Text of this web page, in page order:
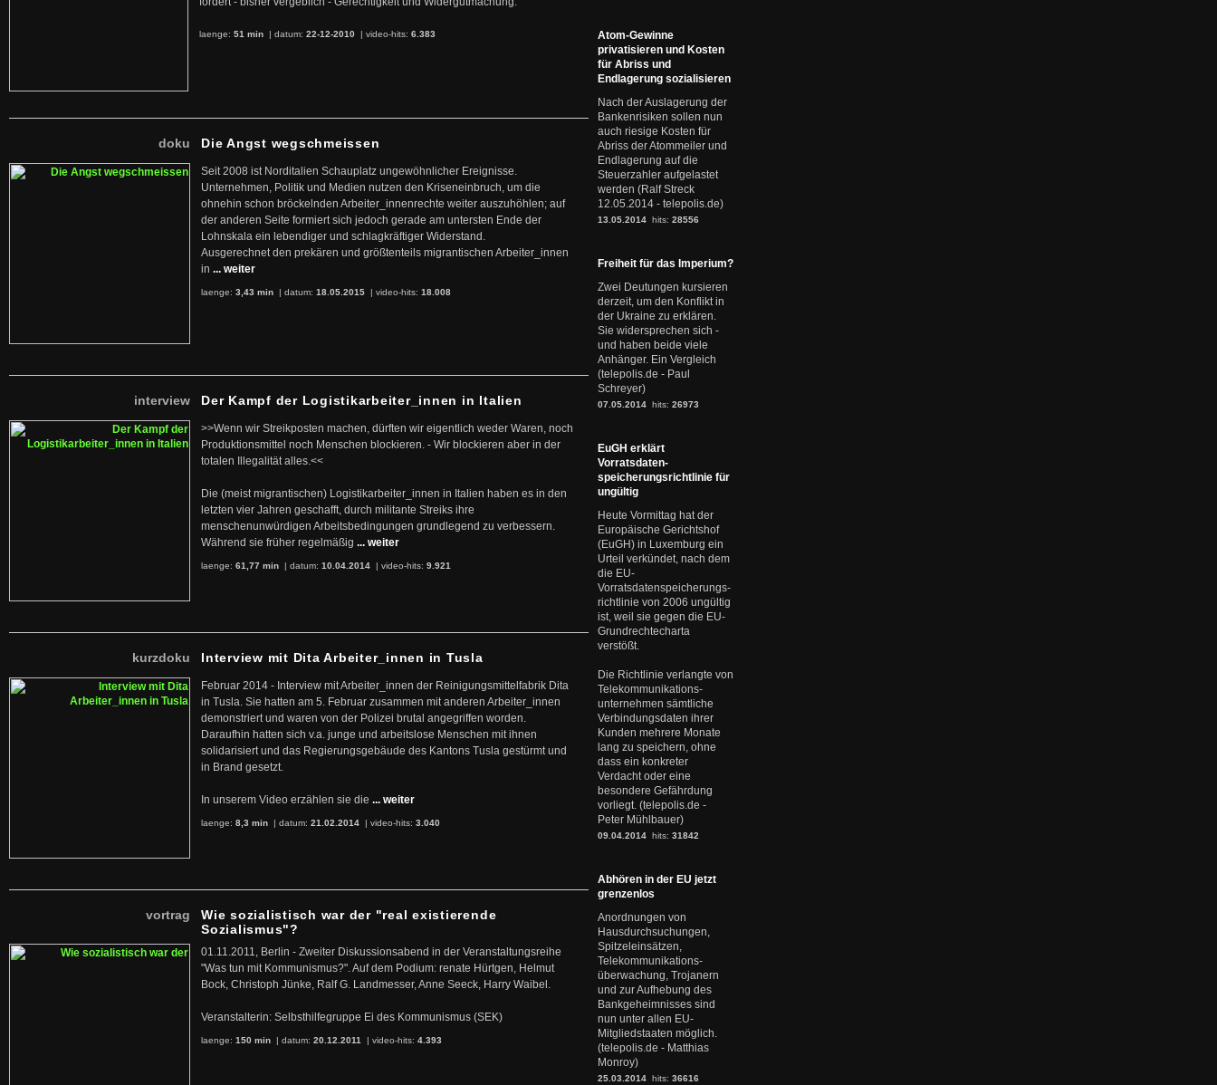
laenge: 51 min | datum: 22-12-2010 | video-hits: 6.383
doku Die Angst wegschmeissen
Seit 2008 ist Norditalien Schauplatz ungewöhnlicher Ereignisse.
Unternehmen, Politik und Medien nutzen den Kriseneinbruch, um die
ohnehin schon bröckelnden Arbeiter_innenrechte weiter auszuhöhlen; auf
der anderen Seite formiert sich jedoch gerade am untersten Ende der
Lohnskala ein lebendiger und schlagkräftiger Widerstand.
Ausgerechnet den prekären und größtenteils migrantischen Arbeiter_innen
in ... weiter
laenge: 3,43 min | datum: 18.05.2015 | video-hits: 18.008
interview Der Kampf der Logistikarbeiter_innen in Italien
>>Wenn wir Streikposten machen, dürften wir eigentlich weder Waren, noch
Produktionsmittel noch Menschen blockieren. - Wir blockieren aber in der
totalen Illegalität alles.<<
Die (meist migrantischen) Logistikarbeiter_innen in Italien haben es in den
letzten vier Jahren geschafft, durch militante Streiks ihre
menschenunwürdigen Arbeitsbedingungen grundlegend zu verbessern.
Während sie früher regelmäßig ... weiter
laenge: 61,77 min | datum: 10.04.2014 | video-hits: 9.921
kurzdoku Interview mit Dita Arbeiter_innen in Tusla
Februar 2014 - Interview mit Arbeiter_innen der Reinigungsmittelfabrik Dita
in Tusla. Sie hatten am 5. Februar zusammen mit anderen Arbeiter_innen
demonstriert und waren von der Polizei brutal angegriffen worden.
Daraufhin hatten sich v.a. junge und arbeitslose Menschen mit ihnen
solidarisiert und das Regierungsgebäude des Kantons Tusla gestürmt und
in Brand gesetzt.
In unserem Video erzählen sie die ... weiter
laenge: 8,3 min | datum: 21.02.2014 | video-hits: 3.040
vortrag
Wie sozialistisch war der "real existierende
Sozialismus"?
01.11.2011, Berlin - Zweiter Diskussionsabend in der Veranstaltungsreihe
"Was tun mit Kommunismus?". Auf dem Podium: renate Hürtgen, Helmut
Bock, Christoph Jünke, Ralf G. Landmesser, Anne Seeck, Harry Waibel.
Veranstalterin: Selbsthilfegruppe Ei des Kommunismus (SEK)
laenge: 150 min | datum: 20.12.2011 | video-hits: 4.393
Atom-Gewinne
privatisieren und Kosten
für Abriss und
Endlagerung sozialisieren
Nach der Auslagerung der
Bankenrisiken sollen nun
auch riesige Kosten für
Abriss der Atommeiler und
Endlagerung auf die
Steuerzahler aufgelastet
werden (Ralf Streck
12.05.2014 - telepolis.de)
13.05.2014 hits: 28556
Freiheit für das Imperium?
Zwei Deutungen kursieren
derzeit, um den Konflikt in
der Ukraine zu erklären.
Sie widersprechen sich -
und haben beide viele
Anhänger. Ein Vergleich
(telepolis.de - Paul
Schreyer)
07.05.2014 hits: 26973
EuGH erklärt
Vorratsdaten-
speicherungsrichtlinie für
ungültig
Heute Vormittag hat der
Europäische Gerichtshof
(EuGH) in Luxemburg ein
Urteil verkündet, nach dem
die EU-
Vorratsdatenspeicherungs-
richtlinie von 2006 ungültig
ist, weil sie gegen die EU-
Grundrechtecharta
verstößt.
Die Richtlinie verlangte von
Telekommunikations-
unternehmen sämtliche
Verbindungsdaten ihrer
Kunden mehrere Monate
lang zu speichern, ohne
dass ein konkreter
Verdacht oder eine
besondere Gefährdung
vorliegt. (telepolis.de -
Peter Mühlbauer)
09.04.2014 hits: 31842
Abhören in der EU jetzt
grenzenlos
Anordnungen von
Hausdurchsuchungen,
Spitzeleinsätzen,
Telekommunikations-
überwachung, Trojanern
und zur Aufhebung des
Bankgeheimnisses sind
nun unter allen EU-
Mitgliedstaaten möglich.
(telepolis.de - Matthias
Monroy)
25.03.2014 hits: 36616